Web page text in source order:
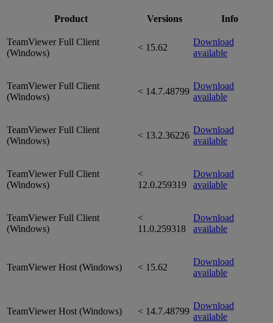
Product Versions Info
TeamViewer Full Client
(Windows)
< 15.62
Download
available
TeamViewer Full Client
(Windows)
< 14.7.48799
Download
available
TeamViewer Full Client
(Windows)
< 13.2.36226
Download
available
TeamViewer Full Client
(Windows)
<
12.0.259319
Download
available
TeamViewer Full Client
(Windows)
<
11.0.259318
Download
available
TeamViewer Host (Windows) < 15.62
Download
available
TeamViewer Host (Windows) < 14.7.48799
Download
available